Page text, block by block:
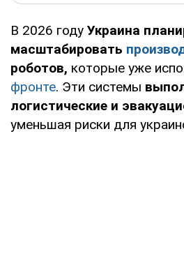
В 2026 году Украина
масштабировать
роботов, которые уже
фронте. Эти системы
логистические и
уменьшая риски для